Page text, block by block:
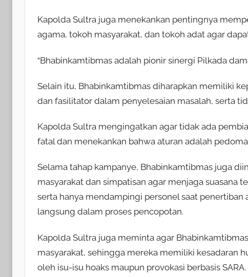
Kapolda Sultra juga menekankan pentingnya
agama, tokoh masyarakat, dan tokoh adat agar
“Bhabinkamtibmas adalah pionir sinergi Pilkada
Selain itu, Bhabinkamtibmas diharapkan memiliki
dan fasilitator dalam penyelesaian masalah, serta
Kapolda Sultra mengingatkan agar tidak ada
fatal dan menekankan bahwa aturan adalah
Selama tahap kampanye, Bhabinkamtibmas juga
masyarakat dan simpatisan agar menjaga suasana
serta hanya mendampingi personel saat penertiban
langsung dalam proses pencopotan.
Kapolda Sultra juga meminta agar
masyarakat, sehingga mereka memiliki kesadaran
oleh isu-isu hoaks maupun provokasi berbasis SARA.